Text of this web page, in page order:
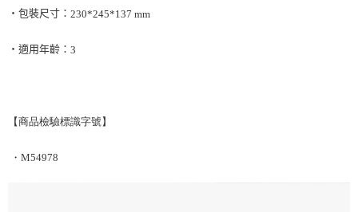
‧包裝尺寸： 230*245*137 mm
‧適用年齡： 3
【商品檢驗標識字號】
・ M54978